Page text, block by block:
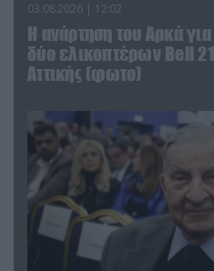
03.08.2026 | 12:02
Η ανάρτηση του Αρκά
δύο ελικοπτέρων Bell
Αττικής (φωτο)